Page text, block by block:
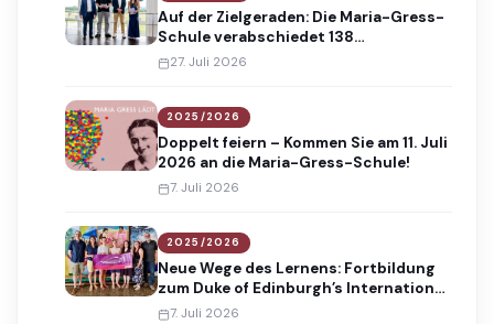
Auf der Zielgeraden: Die Maria-Gress-
Schule verabschiedet 138
Absolventinnen und Absolventen
27. Juli 2026
2025/2026
Doppelt feiern – Kommen Sie am 11. Juli
2026 an die Maria-Gress-Schule!
7. Juli 2026
2025/2026
Neue Wege des Lernens: Fortbildung
zum Duke of Edinburgh’s International
Award
7. Juli 2026